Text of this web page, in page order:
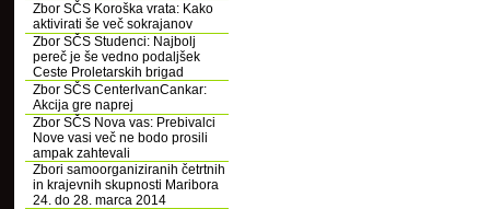
Zbor SČS Koroška vrata: Kako
aktivirati še več sokrajanov
Zbor SČS Studenci: Najbolj
pereč je še vedno podaljšek
Ceste Proletarskih brigad
Zbor SČS CenterIvanCankar:
Akcija gre naprej
Zbor SČS Nova vas: Prebivalci
Nove vasi več ne bodo prosili
ampak zahtevali
Zbori samoorganiziranih četrtnih
in krajevnih skupnosti Maribora
24. do 28. marca 2014